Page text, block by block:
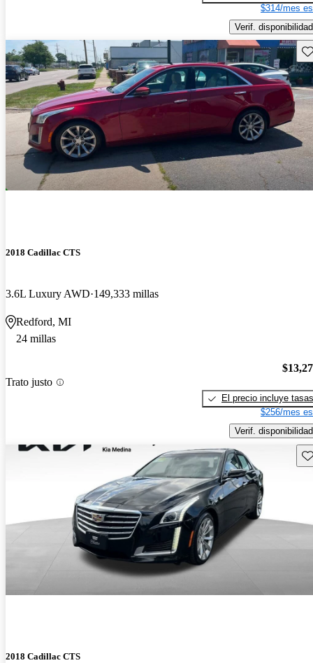
$314/mes
Verif. disponibilidad
2018 Cadillac CTS
3.6L Luxury AWD 149,333 millas
Redford, MI
24 millas
Trato justo
El precio incluye tasas
$256/mes
Verif. disponibilidad
2018 Cadillac CTS